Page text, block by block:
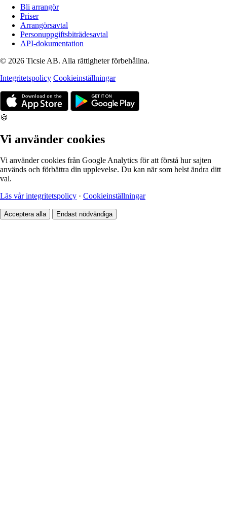
Bli arrangör
Priser
Arrangörsavtal
Personuppgiftsbiträdesavtal
API-dokumentation
© 2026 Ticsie AB. Alla rättigheter förbehållna.
Integritetspolicy Cookieinställningar
🍪
Vi använder cookies
Vi använder cookies från Google Analytics för att förstå hur sajten
används och förbättra din upplevelse. Du kan när som helst ändra ditt
val.
Läs vår integritetspolicy · Cookieinställningar
Acceptera alla Endast nödvändiga